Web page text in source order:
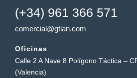
(+34) 961 366 571
comercial@gtlan.com
Oficinas
Calle 2 A Nave 8 Polígono Táctica –
(Valencia)